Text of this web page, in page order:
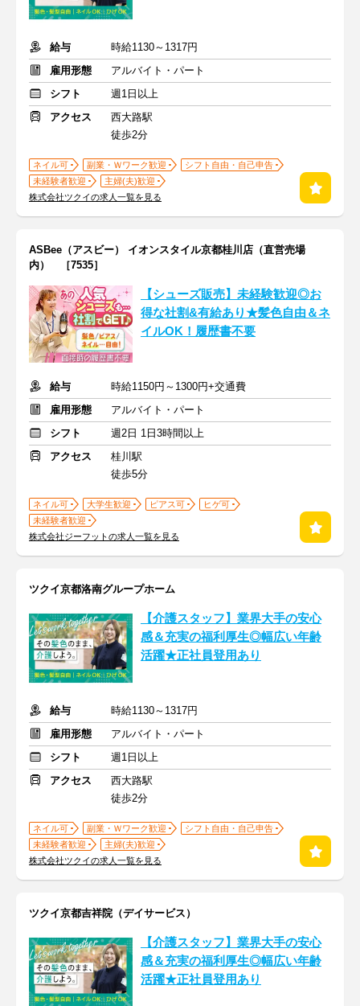
給与
時給1130～1317円
雇用形態
アルバイト・パート
シフト
週1日以上
アクセス
西大路駅
徒歩2分
ネイル可 副業・Ｗワーク歓迎
シフト自由・自己申告
未経験者歓迎
主婦(夫)歓迎
株式会社ツクイの求人一覧を見る
ASBee（アスビー） イオンスタイル京都桂川店（直営売場
内） ［7535］
【シューズ販売】未経験歓迎◎お
得な社割&有給あり★髪色自由＆ネ
イルOK！履歴書不要
給与
時給1150円～1300円+交通費
雇用形態
アルバイト・パート
シフト
週2日 1日3時間以上
アクセス
桂川駅
徒歩5分
ネイル可 大学生歓迎 ピアス可
ヒゲ可
未経験者歓迎
株式会社ジーフットの求人一覧を見る
ツクイ京都洛南グループホーム
【介護スタッフ】業界大手の安心
感＆充実の福利厚生◎幅広い年齢
活躍★正社員登用あり
給与
時給1130～1317円
雇用形態
アルバイト・パート
シフト
週1日以上
アクセス
西大路駅
徒歩2分
ネイル可 副業・Ｗワーク歓迎
シフト自由・自己申告
未経験者歓迎
主婦(夫)歓迎
株式会社ツクイの求人一覧を見る
ツクイ京都吉祥院（デイサービス）
【介護スタッフ】業界大手の安心
感＆充実の福利厚生◎幅広い年齢
活躍★正社員登用あり